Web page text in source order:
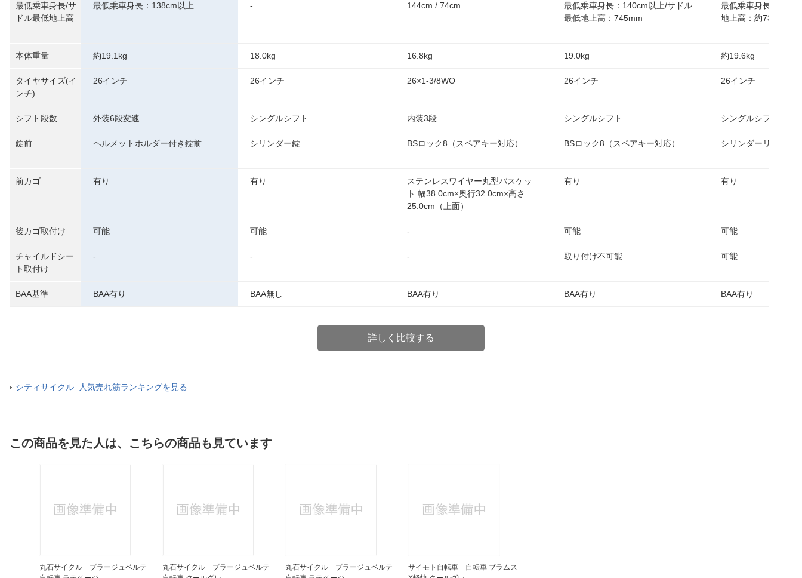
最低乗車身長/サ
ドル最低地上高
本体重量
タイヤサイズ(イ
ンチ)
シフト段数
錠前
前カゴ
後カゴ取付け
チャイルドシー
ト取付け
BAA基準
最低乗車身長：138cm以上
約19.1kg
26インチ
外装6段変速
ヘルメットホルダー付き錠前
有り
可能
-
BAA有り
-
18.0kg
26インチ
シングルシフト
シリンダー錠
有り
可能
-
BAA無し
144cm / 74cm
16.8kg
26×1-3/8WO
内装3段
BSロック8（スペアキー対応）
ステンレスワイヤー丸型バスケッ
ト 幅38.0cm×奥行32.0cm×高さ
25.0cm（上面）
-
-
BAA有り
最低乗車身長：140cm以上/サドル
最低地上高：745mm
19.0kg
26インチ
シングルシフト
BSロック8（スペアキー対応）
有り
可能
取り付け不可能
BAA有り
最低乗車身長：
地上高：約735mm
約19.6kg
26インチ
シングルシフト
シリンダーリング錠
有り
可能
可能
BAA有り
詳しく比較する
シティサイクル 人気売れ筋ランキングを見る
この商品を見た人は、こちらの商品も見ています
丸石サイクル プラージュベルテ
丸石サイクル プラージュベルテ
丸石サイクル プラージュベルテ
サイモト自転車 自転車 ブラムス